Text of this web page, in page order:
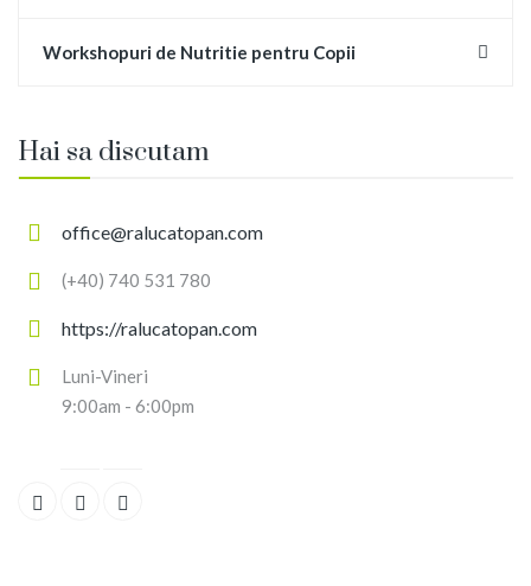
Workshopuri de Nutritie pentru Copii
Hai sa discutam
office@ralucatopan.com
(+40) 740 531 780
https://ralucatopan.com
Luni-Vineri
9:00am - 6:00pm